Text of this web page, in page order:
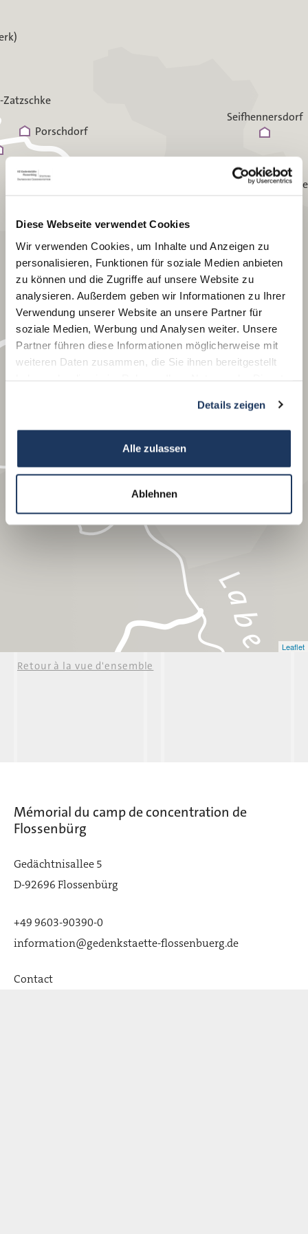
Diese Webseite verwendet Cookies
Wir verwenden Cookies, um Inhalte und Anzeigen zu
personalisieren, Funktionen für soziale Medien anbieten
zu können und die Zugriffe auf unsere Website zu
analysieren. Außerdem geben wir Informationen zu Ihrer
Verwendung unserer Website an unsere Partner für
soziale Medien, Werbung und Analysen weiter. Unsere
Partner führen diese Informationen möglicherweise mit
weiteren Daten zusammen, die Sie ihnen bereitgestellt
Details zeigen
Alle zulassen
Ablehnen
Steinschönau
St.
Seifhennersdorf
Rabstein
Porschdorf
Leaflet
Retour à la vue d'ensemble
Mémorial du camp de concentration de
Flossenbürg
Gedächtnisallee 5
D-92696 Flossenbürg
+49 9603-90390-0
information@gedenkstaette-flossenbuerg.de
Contact